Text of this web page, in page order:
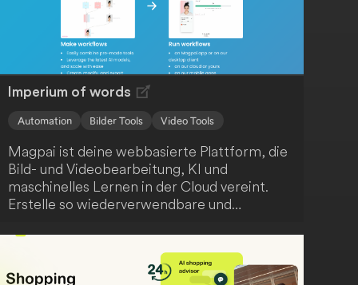
Imperium of words
Automation Bilder Tools Video Tools
Magpai ist deine webbasierte Plattform, die
Bild- und Videobearbeitung, KI und
maschinelles Lernen in der Cloud vereint.
Erstelle so wiederverwendbare und
hinaus fördert Magpai die Zusammenarbeit,
indem es Bearbeitungsknotenpunkte für dein
gesamtes Team zugänglich macht.